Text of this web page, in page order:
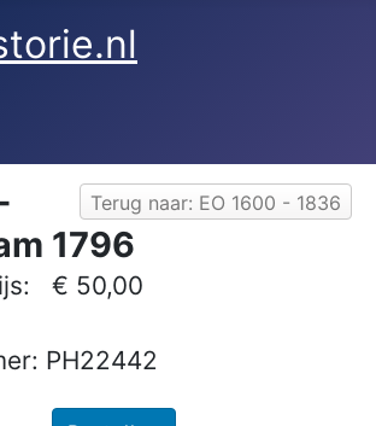
Terug naar: EO 1600 - 1836
1796
€ 50,00
PH22442